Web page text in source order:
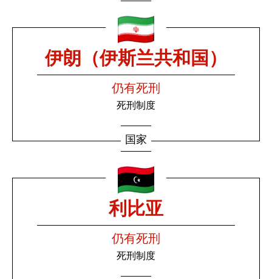
伊朗（伊斯兰共和国）
仍有死刑
死刑制度
国家
利比亚
仍有死刑
死刑制度